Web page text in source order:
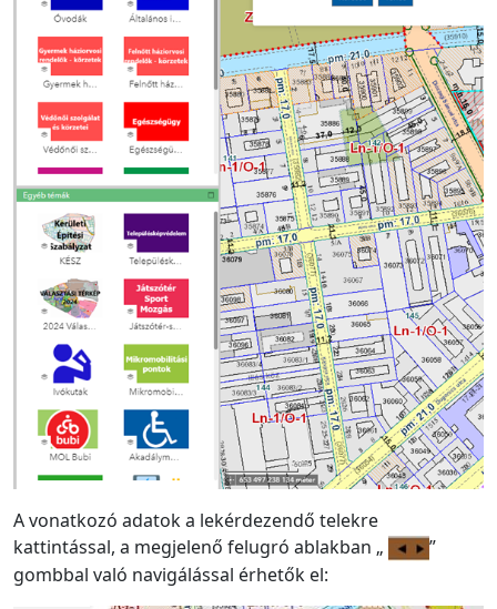
A vonatkozó adatok a lekérdezendő telekre
kattintással, a megjelenő felugró ablakban „
”
gombbal való navigálással érhetők el: